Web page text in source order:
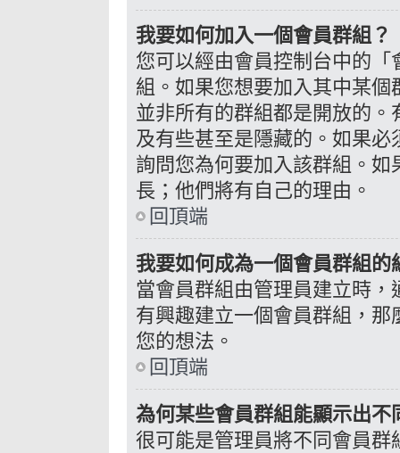
我要如何加入一個會員群組？
您可以經由會員控制台中的
組。如果您想要加入其中某
並非所有的群組都是開放的
及有些甚至是隱藏的。如果
詢問您為何要加入該群組。
長；他們將有自己的理由。
回頂端
我要如何成為一個會員群組的
當會員群組由管理員建立時
有興趣建立一個會員群組，
您的想法。
回頂端
為何某些會員群組能顯示出不
很可能是管理員將不同會員